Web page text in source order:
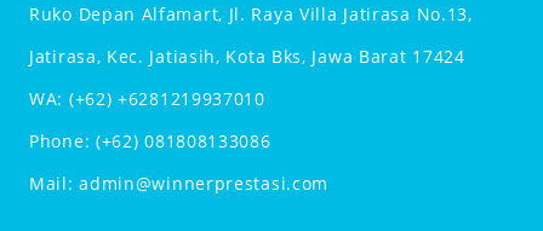
Ruko Depan Alfamart, Jl. Raya Villa Jatirasa No.13,
Jatirasa, Kec. Jatiasih, Kota Bks, Jawa Barat 17424
WA: (+62) +6281219937010
Phone: (+62) 081808133086
Mail:admin@winnerprestasi.com